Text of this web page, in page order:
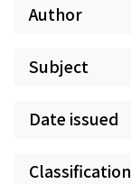
Author
Subject
Date issued
Classification